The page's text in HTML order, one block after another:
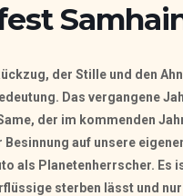
der Stille und den
Das vergangene
der im kommenden
Besinnung auf unsere
als Planetenherrscher. Es
sterben lässt und